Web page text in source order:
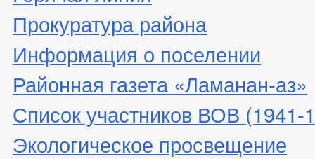
Прокуратура района
Информация о поселении
Районная газета «Ламанан-аз»
Список участников ВОВ (1941-
Экологическое просвещение